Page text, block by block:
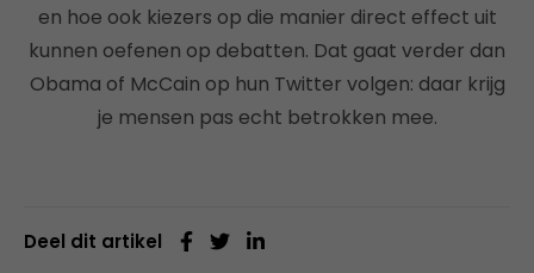
en hoe ook kiezers op die manier direct effect uit
kunnen oefenen op debatten. Dat gaat verder dan
Obama of McCain op hun Twitter volgen: daar krijg
je mensen pas echt betrokken mee.
Deel dit artikel